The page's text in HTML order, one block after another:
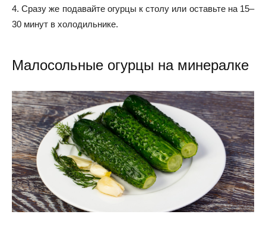
4. Сразу же подавайте огурцы к столу или оставьте на 15–
30 минут в холодильнике.
Малосольные огурцы на минералке